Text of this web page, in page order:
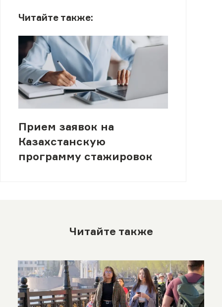
Читайте также:
Прием заявок на
Казахстанскую
программу стажировок
Читайте также